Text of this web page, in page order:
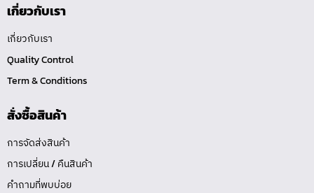
เกี่ยวกับเรา
เกี่ยวกับเรา
Quality Control
Term & Conditions
สั่งซื้อสินค้า
การจัดส่งสินค้า
การเปลี่ยน / คืนสินค้า
คำถามที่พบบ่อย